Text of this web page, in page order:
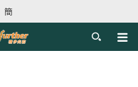
簡
目錄